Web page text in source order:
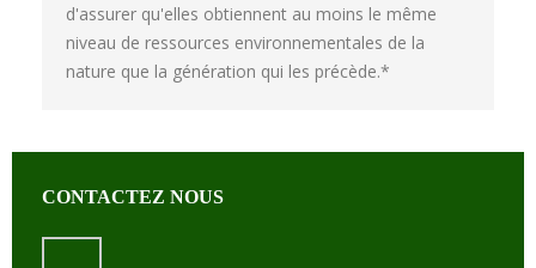
d'assurer qu'elles obtiennent au moins le même
niveau de ressources environnementales de la
nature que la génération qui les précède.*
CONTACTEZ NOUS